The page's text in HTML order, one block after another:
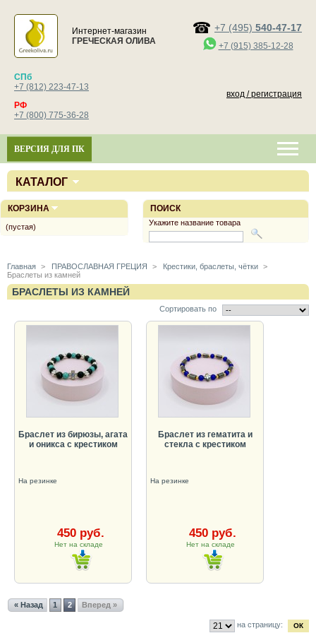
Интернет-магазин
ГРЕЧЕСКАЯ ОЛИВА
+7 (495) 540-47-17
+7 (915) 385-12-28
СПб
+7 (812) 223-47-13
РФ
+7 (800) 775-36-28
вход / регистрация
ВЕРСИЯ ДЛЯ ПК
КАТАЛОГ
Главная > ПРАВОСЛАВНАЯ ГРЕЦИЯ > Крестики, браслеты, чётки >
Браслеты из камней
БРАСЛЕТЫ ИЗ КАМНЕЙ
Сортировать по
Браслет из бирюзы, агата
и оникса с крестиком
На резинке
450 руб.
Нет на складе
Браслет из гематита и
стекла с крестиком
На резинке
450 руб.
Нет на складе
« Назад 1 2 Вперед »
на страницу:
ПОИСК
Укажите название товара
КОРЗИНА
(пустая)